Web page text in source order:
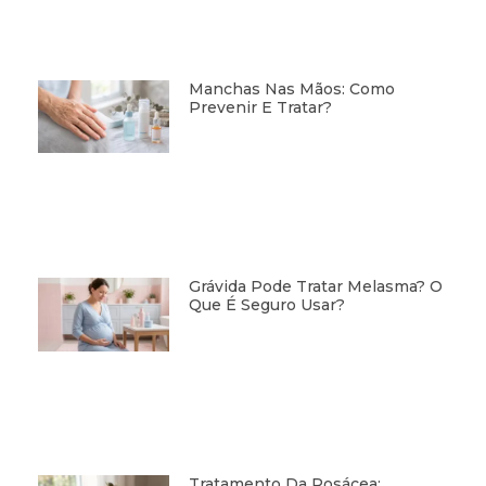
Manchas Nas Mãos: Como
Prevenir E Tratar?
Grávida Pode Tratar Melasma? O
Que É Seguro Usar?